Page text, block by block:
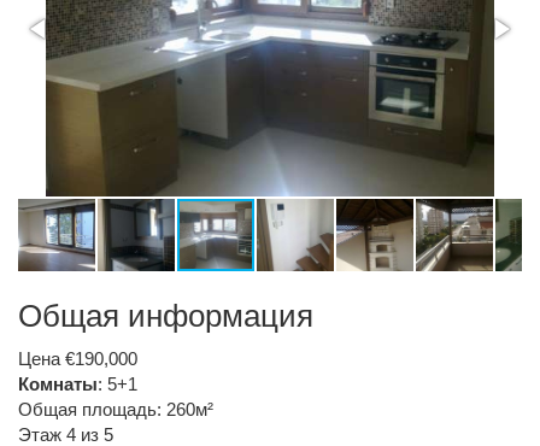
Общая информация
Цена €190,000
Комнаты: 5+1
Общая площадь: 260м²
Этаж 4 из 5